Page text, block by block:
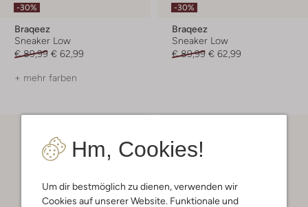
Hm, Cookies!
Um dir bestmöglich zu dienen, verwenden wir
Cookies auf unserer Website. Funktionale und
-30%
Braqeez
Sneaker Low
€ 89,99 € 62,99
+ mehr farben
-30%
Braqeez
Sneaker Low
€ 89,99 € 62,99